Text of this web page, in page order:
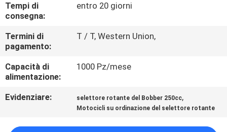
RICHIEDA
UNA
CITAZIONE
DEL
SITO
Tempi di
consegna:
entro 20 giorni
Termini di
pagamento:
T / T, Western Union,
Capacità di
alimentazione:
1000 Pz/mese
Evidenziare: selettore rotante del Bobber 250cc,
Motocicli su ordinazione del selettore rotante